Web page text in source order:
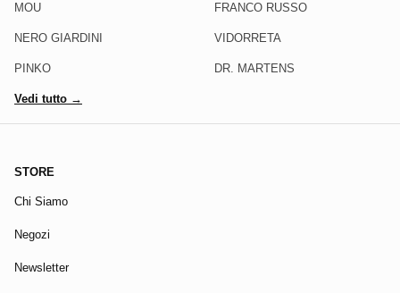
MOU
NERO GIARDINI
PINKO
FRANCO RUSSO
VIDORRETA
DR. MARTENS
Vedi tutto →
STORE
Chi Siamo
Negozi
Newsletter